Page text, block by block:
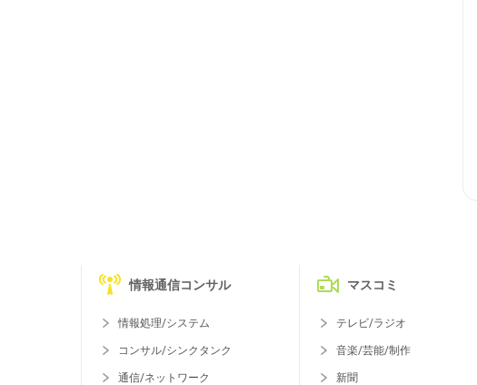
情報通信コンサル
情報処理/システム
コンサル/シンクタンク
通信/ネットワーク
マスコミ
テレビ/ラジオ
音楽/芸能/制作
新聞